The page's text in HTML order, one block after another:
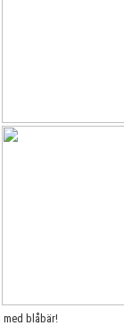
med blåbär!